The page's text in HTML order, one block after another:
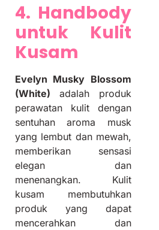
4. Handbody
untuk Kulit
Kusam
Evelyn Musky Blossom
(White) adalah produk
perawatan kulit dengan
sentuhan aroma musk
yang lembut dan mewah,
memberikan sensasi
elegan dan
menenangkan. Kulit
kusam membutuhkan
produk yang dapat
mencerahkan dan